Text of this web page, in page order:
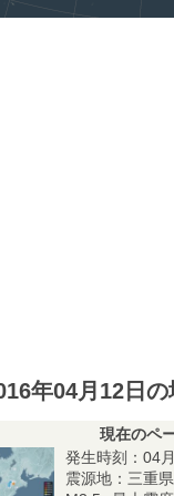
年04月12日
現在のペ
発生時刻：04
震源地：三重